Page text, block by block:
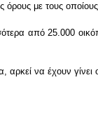
με τους
από 25.000
να έχουν γίνει